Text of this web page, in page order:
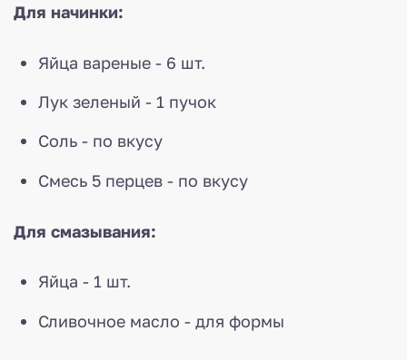
Для начинки:
Яйца вареные - 6 шт.
Лук зеленый - 1 пучок
Соль - по вкусу
Смесь 5 перцев - по вкусу
Для смазывания:
Яйца - 1 шт.
Сливочное масло - для формы